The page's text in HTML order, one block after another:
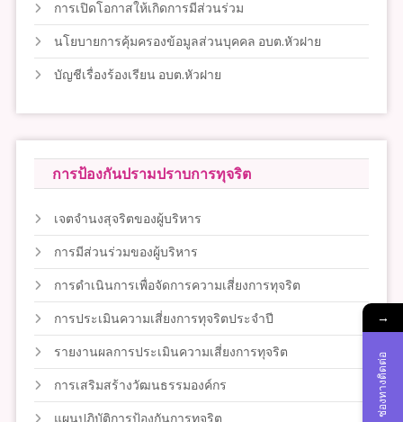
การเปิดโอกาสให้เกิดการมีส่วนร่วม
นโยบายการคุ้มครองข้อมูลส่วนบุคคล อบต.หัวฝาย
บัญชีเรื่องร้องเรียน อบต.หัวฝาย
การป้องกันปรามปราบการทุจริต
เจตจำนงสุจริตของผู้บริหาร
การมีส่วนร่วมของผู้บริหาร
การดำเนินการเพื่อจัดการความเสี่ยงการทุจริต
การประเมินความเสี่ยงการทุจริตประจำปี
รายงานผลการประเมินความเสี่ยงการทุจริต
การเสริมสร้างวัฒนธรรมองค์กร
แผนปฏิบัติการป้องกันการทุจริต
→
ช่องทางติดต่อ